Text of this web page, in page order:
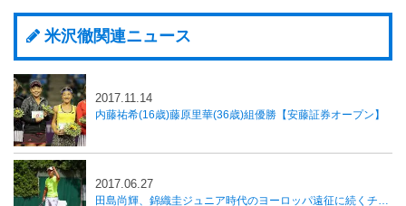
米沢徹関連ニュース
内藤祐希(16歳)藤原里華(36歳)組優勝【安藤証券オープン】
2017.11.14
田島尚輝、錦織圭ジュニア時代のヨーロッパ遠征に続くチャレンジ
2017.06.27